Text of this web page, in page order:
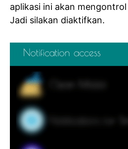
aplikasi ini akan
Jadi silakan diaktifkan.